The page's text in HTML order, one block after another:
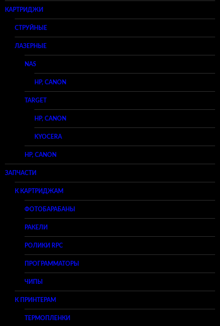
КАРТРИДЖИ
СТРУЙНЫЕ
ЛАЗЕРНЫЕ
NAS
HP, CANON
TARGET
HP, CANON
KYOCERA
HP, CANON
ЗАПЧАСТИ
К КАРТРИДЖАМ
ФОТОБАРАБАНЫ
РАКЕЛИ
РОЛИКИ RPC
ПРОГРАММАТОРЫ
ЧИПЫ
К ПРИНТЕРАМ
ТЕРМОПЛЕНКИ